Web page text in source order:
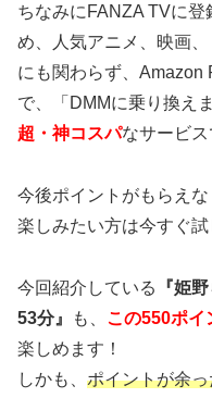
ちなみにFANZA TVに
め、人気アニメ、映画
にも関わらず、Amazon
で、「DMMに乗り換え
超・神コスパなサービス
今後ポイントがもらえ
楽しみたい方は今すぐ
今回紹介している
『姫
53分』
も、 この550ポイ
楽しめます！
しかも、 ポイントが余